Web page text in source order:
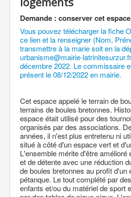
Demande : conserver cet
Vous pouvez télécharger la fiche
ce lien et la renseigner (Nom,
transmettre à la marie soit en la
urbanisme@mairie-latrinitesurzur.fr
décembre 2022. Le commissaire
présent le 08/12/2022 en mairie.
Cet espace appelé le terrain de
terrains de boules bretonnes.
espace était utilisé pour des
organisés par des associations.
années, il n'est plus entretenu ni
situé à côté d'un espace vert et
L'ensemble mérite d'être amélioré
et de détente avec une réduction
de boules bretonnes au profit d'un
pétanque. Le tout complété par
enfants et/ou du matériel de sport